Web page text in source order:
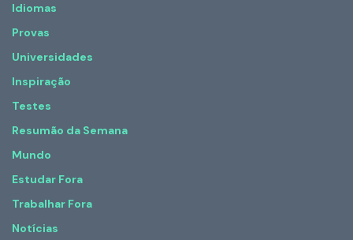
Idiomas
Provas
Universidades
Inspiração
Testes
Resumão da Semana
Mundo
Estudar Fora
Trabalhar Fora
Notícias